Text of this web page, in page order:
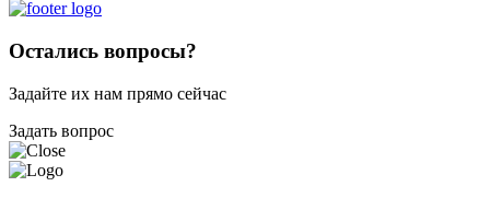
Остались вопросы?
Задайте их нам прямо сейчас
Задать вопрос